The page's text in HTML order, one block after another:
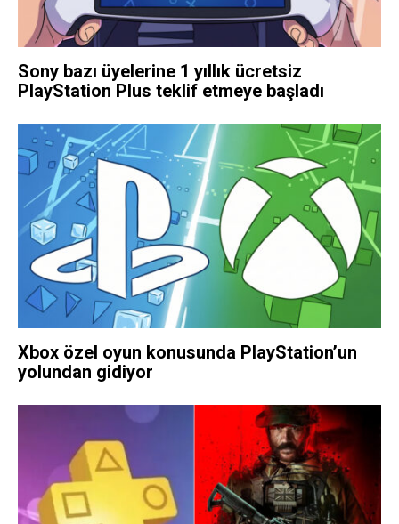
Sony bazı üyelerine 1 yıllık ücretsiz
PlayStation Plus teklif etmeye başladı
Xbox özel oyun konusunda PlayStation’un
yolundan gidiyor